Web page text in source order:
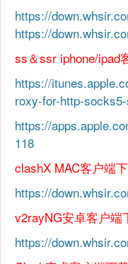
https://
https://
ss＆ssr iphone/ipad
https://
roxy-for-http-
https://
118
clashX MAC客户端下
https://
v2rayNG安卓客户端
https://